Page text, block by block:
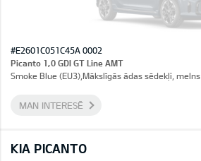
#E2601C051C45A 0002
Picanto 1,0 GDI GT Line AMT
Smoke Blue (EU3),Mākslīgās ādas sēdekļi, melns
MAN INTERESĒ
KIA PICANTO